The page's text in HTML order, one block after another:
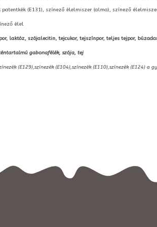
(E131), színező élelmiszer (alma), színező
élel
laktóz, szójalecitin, tejcukor, tejszínpor, teljes tejpor,
gabonafélék, szója, tej
(E129),színezék (E104),színezék (E110),színezék (E124) a